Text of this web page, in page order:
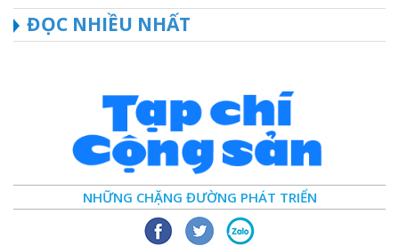
ĐỌC NHIỀU NHẤT
NHỮNG CHẶNG ĐƯỜNG PHÁT TRIỂN